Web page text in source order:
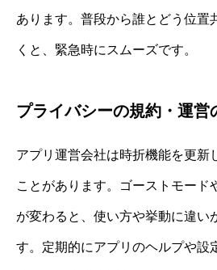
あります。普段から誰とどう位置
くと、緊急時にスムーズです。
プライバシーの規約・運営
アプリ運営会社は時折機能を更新
ことがあります。ゴーストモード
が変わると、使い方や挙動に違い
す。定期的にアプリのヘルプや設